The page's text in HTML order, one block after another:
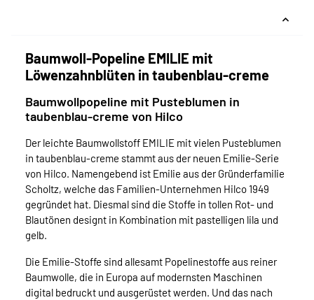
Baumwoll-Popeline EMILIE mit
Löwenzahnblüten in taubenblau-creme
Baumwollpopeline mit Pusteblumen in
taubenblau-creme von Hilco
Der leichte Baumwollstoff EMILIE mit vielen Pusteblumen
in taubenblau-creme stammt aus der neuen Emilie-Serie
von Hilco. Namengebend ist Emilie aus der Gründerfamilie
Scholtz, welche das Familien-Unternehmen Hilco 1949
gegründet hat. Diesmal sind die Stoffe in tollen Rot- und
Blautönen designt in Kombination mit pastelligen lila und
gelb.
Die Emilie-Stoffe sind allesamt Popelinestoffe aus reiner
Baumwolle, die in Europa auf modernsten Maschinen
digital bedruckt und ausgerüstet werden. Und das nach